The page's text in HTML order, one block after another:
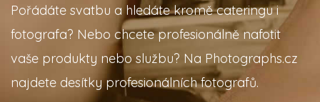
Pořádáte svatbu a hledáte kromě cateringu i
fotografa? Nebo chcete profesionálně nafotit
vaše produkty nebo službu? Na Photographs.cz
najdete desítky profesionálních fotografů.